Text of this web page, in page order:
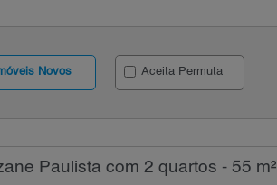
Novos Aceita Permuta
Paulista com 2 quartos - 55 m²